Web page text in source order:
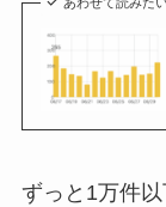
ずっと1万件